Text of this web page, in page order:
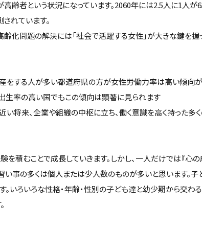
高齢者という状況になっています。2060年には2.5人に1人
れています。
齢化問題の解決には「社会で活躍する女性」が大きな鍵を握
産をする人が多い都道府県の方が女性労働力率は高い傾向が
生率の高い国でもこの傾向は顕著に見られます
い将来、企業や組織の中枢に立ち、働く意識を高く持った多
を積むことで成長していきます。しかし、一人だけでは『心
い事の多くは個人または少人数のものが多いと思います。
。いろいろな性格・年齢・性別の子ども達と幼少期から交わ